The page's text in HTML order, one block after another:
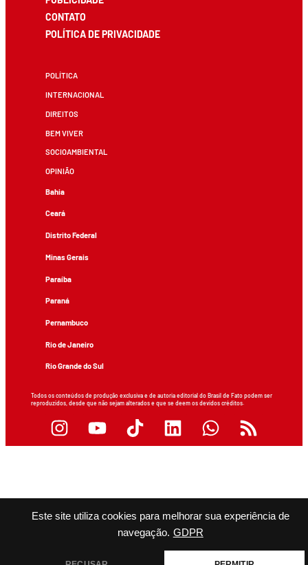
Este site utiliza cookies para melhorar sua experiência de
navegação. GDPR
CONTATO
POLÍTICA DE PRIVACIDADE
POLÍTICA
INTERNACIONAL
DIREITOS
BEM VIVER
SOCIOAMBIENTAL
OPINIÃO
Bahia
Ceará
Distrito Federal
Minas Gerais
Paraíba
Paraná
Pernambuco
Rio de Janeiro
Rio Grande do Sul
Todos os conteúdos de produção exclusiva e de autoria editorial do Brasil de Fato podem ser
reproduzidos, desde que não sejam alterados e que se deem os devidos créditos.